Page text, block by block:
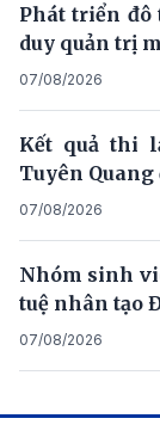
Phát triển đô
duy quản trị
07/08/2026
Kết quả thi
Tuyên Quang
07/08/2026
Nhóm sinh
tuệ nhân tạo
07/08/2026